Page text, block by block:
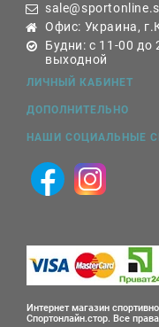
Офис: Украина,
Будни: с 11-00 до
выходной
ЛИЧНЫЙ КАБИНЕТ
ДОПОЛНИТЕЛЬНО
НАШИ СОЦИАЛЬНЫЕ
Интернет магазин
Спортонлайн.стор. Все